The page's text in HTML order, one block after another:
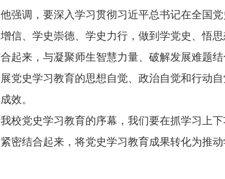
强调，要深入学习贯彻习近平总书记在全国
信、学史崇德、学史力行，做到学党史、悟
起来，与凝聚师生智慧力量、破解发展难题
党史学习教育的思想自觉、政治自觉和行动
效。
校党史学习教育的序幕，我们要在抓学习上
密结合起来，将党史学习教育成果转化为推